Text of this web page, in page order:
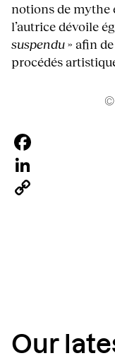
notions de mythe
l’autrice dévoile
suspendu» afin
procédés
©
Facebook
LinkedIn
Our